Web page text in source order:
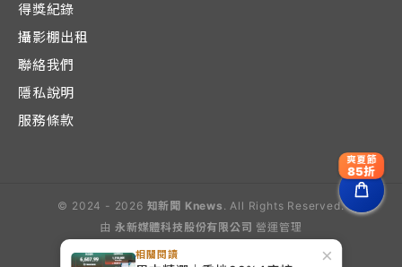
×
相關閱讀
得獎紀錄
攝影棚出租
聯絡我們
隱私說明
服務條款
© 2024 - 2026 知新聞 Knews . All Rights Reserved.
由 永新媒體科技股份有限公司 營運管理
爽夏節
85折